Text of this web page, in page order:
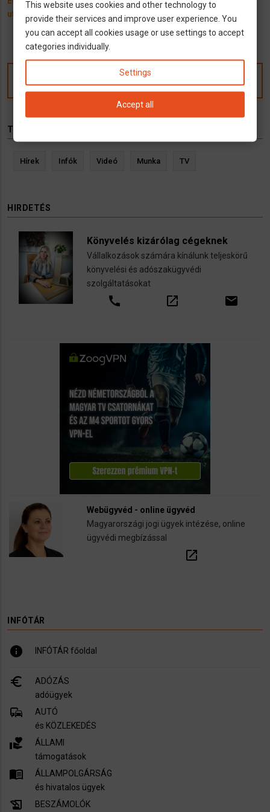
utasait a fapados egyik gépe
hol áll a magyar?
TÉMÁK
Hírek Infók Videó Munka TV
HIRDETÉS
Könyvelés kizárólag cégeknek
Vállalkozások számára kínálunk teljeskörű
könyvelési és adószakügyvédi
szolgáltatásokat
call open_in_new email
Webügyvéd - online ügyvéd
Magyarországi jogi ügyek intézése, online
ügyvédi megbízással
open_in_new
INFÓTÁR
info INFÓTÁR főoldal
euro_symbol
ADÓZÁS
adóügyek
commute
AUTÓ
és KÖZLEKEDÉS
volunteer_activism
ÁLLAMI
támogatások
menu_book
ÁLLAMPOLGÁRSÁG
és hivatalos ügyek
history_edu BESZÁMOLÓK
This website uses cookies and other technology to
provide their services and improve user experience. You
you can accept all cookies usage or use settings to accept
categories individually.
Settings
Accept all